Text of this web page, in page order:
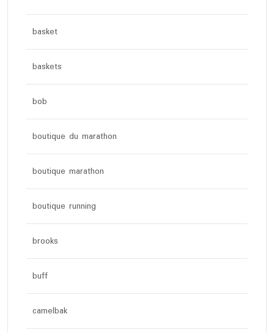
basket
baskets
bob
boutique du marathon
boutique marathon
boutique running
brooks
buff
camelbak